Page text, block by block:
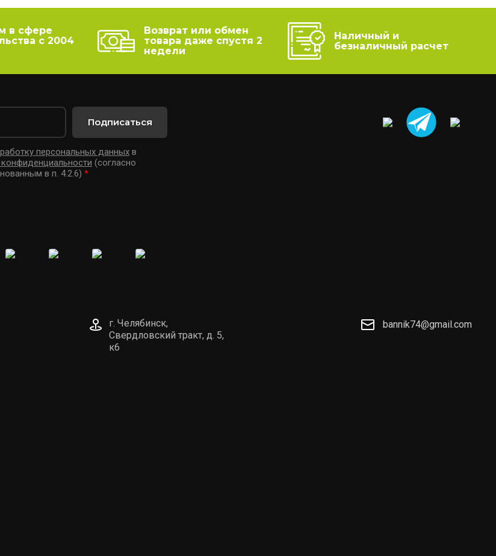
в сфере
с 2004
Возврат или обмен
товара даже спустя 2
недели
Наличный и
безналичный расчет
персональных данныхв
(согласно
в п. 4.2.6) *
Подписаться
г. Челябинск,
Свердловский тракт, д. 5,
к6
bannik74@gmail.com